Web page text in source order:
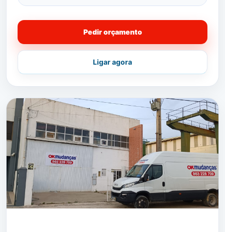
Pedir orçamento
Ligar agora